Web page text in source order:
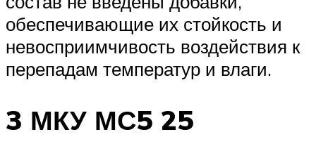
обеспечивающие их стойкость и
невосприимчивость воздействия к
перепадам температур и влаги.
3 МКУ МС5 25